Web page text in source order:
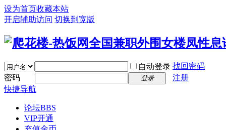
设为首页收藏本站
开启辅助访问 切换到宽版
自动登录 找回密码
密码
登录
注册
快捷导航
论坛BBS
VIP开通